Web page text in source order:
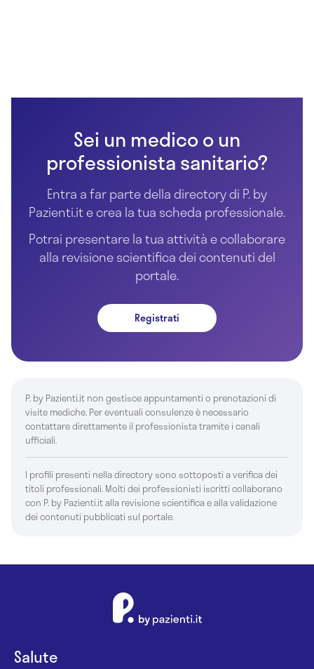
Sei un medico o un
professionista sanitario?
Entra a far parte della directory di P. by
Pazienti.it e crea la tua scheda professionale.
Potrai presentare la tua attività e collaborare
alla revisione scientifica dei contenuti del
portale.
Registrati
P. by Pazienti.it non gestisce appuntamenti o prenotazioni di
visite mediche. Per eventuali consulenze è necessario
contattare direttamente il professionista tramite i canali
ufficiali.
I profili presenti nella directory sono sottoposti a verifica dei
titoli professionali. Molti dei professionisti iscritti collaborano
con P. by Pazienti.it alla revisione scientifica e alla validazione
dei contenuti pubblicati sul portale.
Salute